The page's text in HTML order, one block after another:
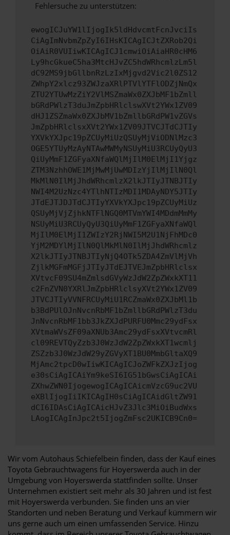
Fehlersuche zu unterstützen:
ewogICJuYW1lIjogIk5ldHdvcmtFcnJvciIs
CiAgImNvbmZpZyI6IHsKICAgICJtZXRob2Qi
OiAiR0VUIiwKICAgICJ1cmwiOiAiaHR0cHM6
Ly9hcGkueC5ha3MtcHJvZC5hdWRhcmlzLm5l
dC92MS9jbGllbnRzLzIxMjgvd2Vic2l0ZS12
ZWhpY2xlcz93ZWJzaXRlPTVlYTFlODZjNmQx
ZTU2YTUwMzZiY2VlMSZmaWx0ZXJbMF1bZmll
bGRdPWlzT3duJmZpbHRlclswXVt2YWx1ZV09
dHJ1ZSZmaWx0ZXJbMV1bZmllbGRdPW1vZGVs
JmZpbHRlclsxXVt2YWx1ZV09JTVCJTdCJTIy
YXVkYXJpc19pZCUyMiUzQSUyMjViODNlMzc3
OGE5YTUyMzAyNTAwMWMyNSUyMiU3RCUyQyU3
QiUyMmF1ZGFyaXNfaWQlMjIlM0ElMjI1Yjgz
ZTM3NzhhOWE1MjMwMjUwMDIzYjIlMjIlN0Ql
MkMlN0IlMjJhdWRhcmlzX2lkJTIyJTNBJTIy
NWI4M2UzNzc4YTlhNTIzMDI1MDAyNDY5JTIy
JTdEJTJDJTdCJTIyYXVkYXJpc19pZCUyMiUz
QSUyMjVjZjhkNTFlNGQ0MTVmYWI4MDdmMmMy
NSUyMiU3RCUyQyU3QiUyMmF1ZGFyaXNfaWQl
MjIlM0ElMjI1ZWIzY2RjNWI5M2U1NjFhMDc0
YjM2MDYlMjIlN0QlMkMlN0IlMjJhdWRhcmlz
X2lkJTIyJTNBJTIyNjQ4OTk5ZDA4ZmVlMjVh
ZjlkMGFmMGFjJTIyJTdEJTVEJmZpbHRlclsx
XVtvcF09SU4mZmlsdGVyWzJdW2ZpZWxkXT11
c2FnZVN0YXRlJmZpbHRlclsyXVt2YWx1ZV09
JTVCJTIyVVNFRCUyMiU1RCZmaWx0ZXJbMl1b
b3BdPUlOJnNvcnRbMF1bZmllbGRdPWlzT3du
JnNvcnRbMF1bb3JkZXJdPURFU0Mmc29ydFsx
XVtmaWVsZF09aXNUb3Amc29ydFsxXVtvcmRl
cl09REVTQyZzb3J0WzJdW2ZpZWxkXT1wcmlj
ZSZzb3J0WzJdW29yZGVyXT1BU0MmbGltaXQ9
MjAmc2tpcD0wIiwKICAgICJoZWFkZXJzIjog
e30sCiAgICAiYm9keSI6IG51bGwsCiAgICAi
ZXhwZWN0IjogewogICAgICAicmVzcG9uc2VU
eXBlIjogIiIKICAgIH0sCiAgICAidGltZW91
dCI6IDAsCiAgICAicHJvZ3Jlc3MiOiBudWxs
LAogICAgInJpc2t5IjogZmFsc2UKICB9Cn0=
Wir vom Autohaus Schiefelbein finden, dass der Kauf eines
Toyota Gebrauchtwagens für Hoyerswerda auch in der
Umgebung von Hoyerswerda stattfinden sollte. Unser
Unternehmen existiert seit mehr als 30 Jahren und ist fest
mit Hoyerswerda verbunden. Sie finden uns an vier
Standorten und neben Beratung und Verkauf kümmern wir
uns gerne auch um einen umfassenden Service. Hinzu